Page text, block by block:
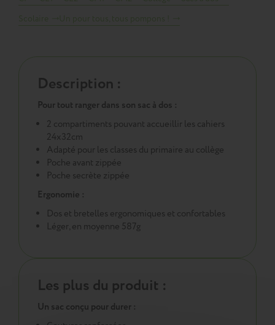
Description :
Pour tout ranger dans son sac à dos :
2 compartiments pouvant accueillir les cahiers
24x32cm
Adapté pour les classes du primaire au collège
Poche avant zippée
Poche secrète zippée
Ergonomie :
Dos et bretelles ergonomiques et confortables
Léger, en moyenne 587g
Les plus du produit :
Un sac conçu pour durer :